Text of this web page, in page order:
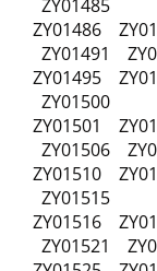
ZY01485
ZY01486
ZY01491
ZY01495
ZY01500
ZY01501
ZY01506
ZY01510
ZY01515
ZY01516
ZY01521